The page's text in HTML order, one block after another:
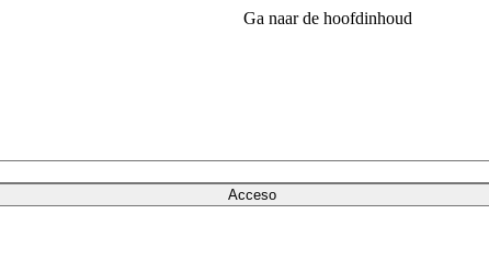
Ga naar de hoofdinhoud
Acceso